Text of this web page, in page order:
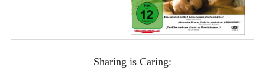
Sharing is Caring: